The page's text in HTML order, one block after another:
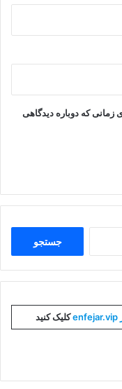
زمانی که دوباره دیدگاهی
کلیک کنید